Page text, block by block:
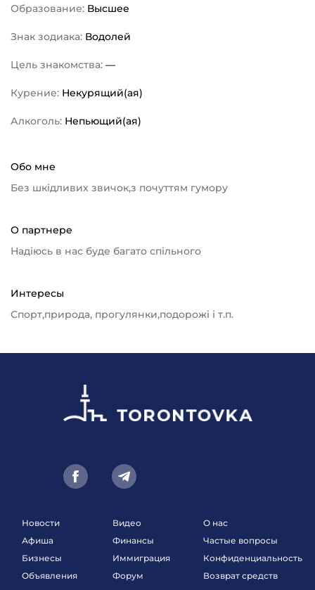
Образование: Высшее
Знак зодиака: Водолей
Цель знакомства: —
Курение: Некурящий(ая)
Алкоголь: Непьющий(ая)
Обо мне
Без шкідливих звичок,з почуттям гумору
О партнере
Надіюсь в нас буде багато спільного
Интересы
Спорт,природа, прогулянки,подорожі і т.п.
Новости
Афиша
Бизнесы
Объявления
Видео
Финансы
Иммиграция
Форум
О нас
Частые вопросы
Конфиденциальность
Возврат средств